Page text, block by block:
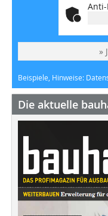
»
Beispiele, Hinweise:
Die aktuelle